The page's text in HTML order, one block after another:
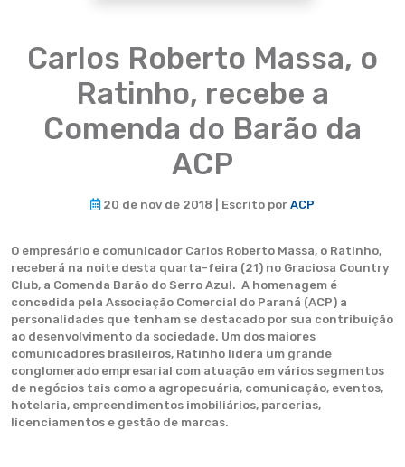
Carlos Roberto Massa, o
Ratinho, recebe a
Comenda do Barão da
ACP
20 de nov de 2018 | Escrito por ACP
O empresário e comunicador Carlos Roberto Massa, o Ratinho,
receberá na noite desta quarta-feira (21) no Graciosa Country
Club, a Comenda Barão do Serro Azul. A homenagem é
concedida pela Associação Comercial do Paraná (ACP) a
personalidades que tenham se destacado por sua contribuição
ao desenvolvimento da sociedade. Um dos maiores
comunicadores brasileiros, Ratinho lidera um grande
conglomerado empresarial com atuação em vários segmentos
de negócios tais como a agropecuária, comunicação, eventos,
hotelaria, empreendimentos imobiliários, parcerias,
licenciamentos e gestão de marcas.